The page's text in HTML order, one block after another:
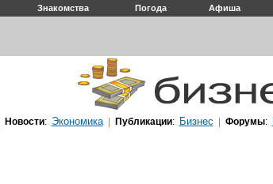
Знакомства Погода Афиша
Новости: Экономика| Публикации: Бизнес Форумы: